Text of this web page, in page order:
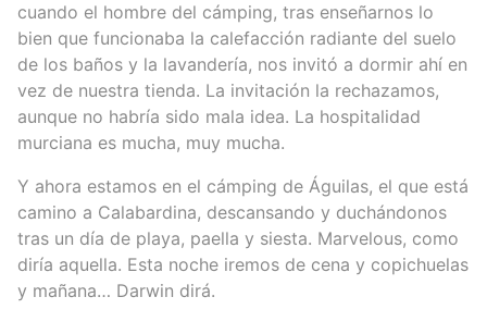
cuando el hombre del cámping, tras enseñarnos lo
bien que funcionaba la calefacción radiante del suelo
de los baños y la lavandería, nos invitó a dormir ahí en
vez de nuestra tienda. La invitación la rechazamos,
aunque no habría sido mala idea. La hospitalidad
murciana es mucha, muy mucha.
Y ahora estamos en el cámping de Águilas, el que está
camino a Calabardina, descansando y duchándonos
tras un día de playa, paella y siesta. Marvelous, como
diría aquella. Esta noche iremos de cena y copichuelas
y mañana… Darwin dirá.